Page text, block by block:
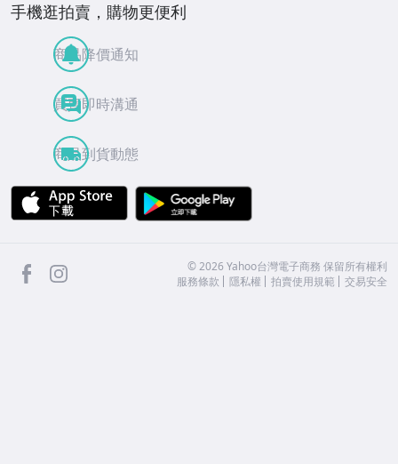
手機逛拍賣，購物更便利
商品降價通知
買賣即時溝通
商品到貨動態
APP Store
facebook ©2026 Yahoo台灣電子商務 保留所有權利
服務條款
隱私權 拍賣使用規範 交易安全